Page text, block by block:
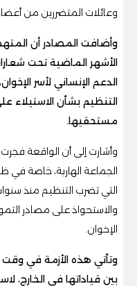
وعائلات المتضررين من
وأضافت المصادر أن
الأشهر الماضية تحت
الدعم الإنساني لأسر
التنظيم بشأن الاستيلاء
مستحقيها.
وأشارت إلى أن الواقعة
الجماعة الهاربة، خاصة في
التي تضرب التنظيم منذ
والاستحواذ على مصادر
الإخوان.
وتأتي هذه الأزمة في وقت
بين قياداتها في